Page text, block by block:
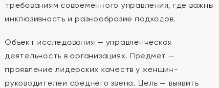
требованиям современного управления, где важны
инклюзивность и разнообразие подходов.
Объект исследования — управленческая
деятельность в организациях. Предмет —
проявление лидерских качеств у женщин-
руководителей среднего звена. Цель — выявить